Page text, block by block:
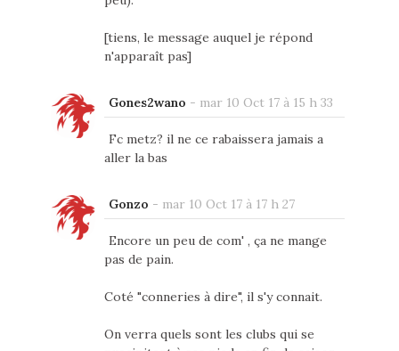
[tiens, le message auquel je répond
n'apparaît pas]
Gones2wano - mar 10 Oct 17 à 15 h 33
Fc metz? il ne ce rabaissera jamais a
aller la bas
Gonzo - mar 10 Oct 17 à 17 h 27
Encore un peu de com' , ça ne mange
pas de pain.
Coté "conneries à dire", il s'y connait.
On verra quels sont les clubs qui se